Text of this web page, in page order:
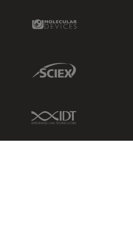
Molecular Devices Link
Sciex Link
IDT Link